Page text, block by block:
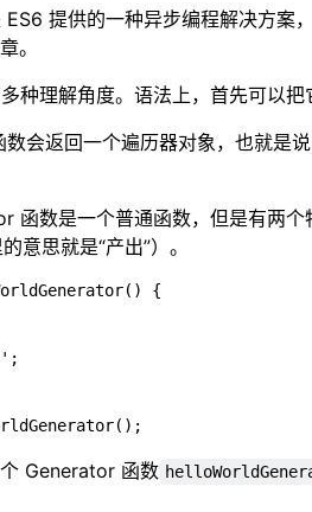
提供的一种异步编程解决方案
。
种理解角度。语法上，首先可以
会返回一个遍历器对象，也就是
函数是一个普通函数，但是有两个
意思就是“产出”）。
{
Generator 函数